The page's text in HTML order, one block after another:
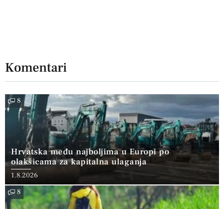
Komentari
8
Hrvatska među najboljima u Europi po
olakšicama za kapitalna ulaganja
1.8.2026
8